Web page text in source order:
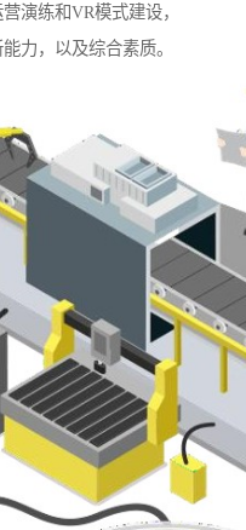
演练和VR模式建设，
力，以及综合素质。